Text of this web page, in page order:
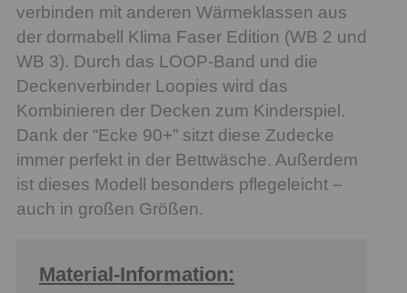
verbinden mit anderen Wärmeklassen aus
der dormabell Klima Faser Edition (WB 2 und
WB 3). Durch das LOOP-Band und die
Deckenverbinder Loopies wird das
Kombinieren der Decken zum Kinderspiel.
Dank der “Ecke 90+” sitzt diese Zudecke
immer perfekt in der Bettwäsche. Außerdem
ist dieses Modell besonders pflegeleicht –
auch in großen Größen.
Material-Information: